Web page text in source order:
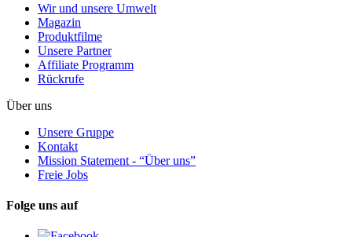
Wir und unsere Umwelt
Magazin
Produktfilme
Unsere Partner
Affiliate Programm
Rückrufe
Über uns
Unsere Gruppe
Kontakt
Mission Statement - “Über uns”
Freie Jobs
Folge uns auf